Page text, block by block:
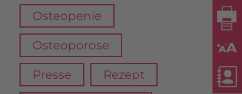
Osteopenie
Osteoporose
Presse Rezept